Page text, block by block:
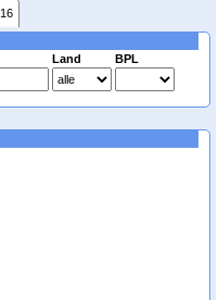
Land BPL